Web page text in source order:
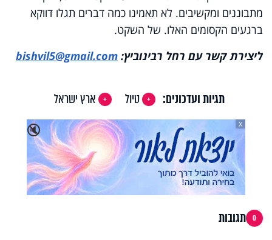
מתבוננים ומקשיבים. לא תאמינו כמה דברים תגלו דווקא
ברגעים הקסומים האלו. של השקט.
ליצירת קשר עם רחל רבינוביץ: bishvil5@gmail.com
תגיות ועדכונים: טיול
ארץ ישראל
🔇
X
0 תגובות